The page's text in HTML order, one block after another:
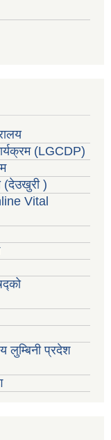
(LGCDP)
(देउखुरी )
Vital
लुम्बिनी प्रदेश